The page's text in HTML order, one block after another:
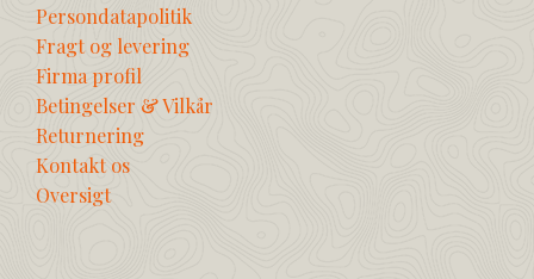
Persondatapolitik
Fragt og levering
Firma profil
Betingelser & Vilkår
Returnering
Kontakt os
Oversigt